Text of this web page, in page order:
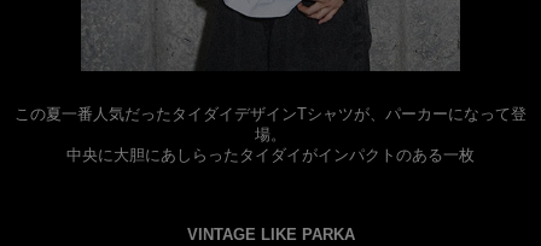
この夏一番人気だったタイダイデザインTシャツが、パーカーになって登
場。
中央に大胆にあしらったタイダイがインパクトのある一枚
VINTAGE LIKE PARKA